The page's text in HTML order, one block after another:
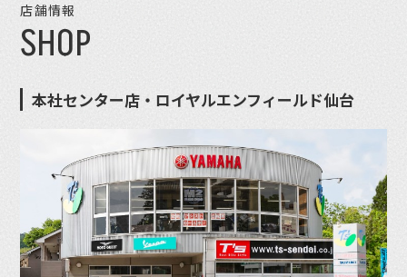
店舗情報
SHOP
本社センター店・ロイヤルエンフィールド仙台